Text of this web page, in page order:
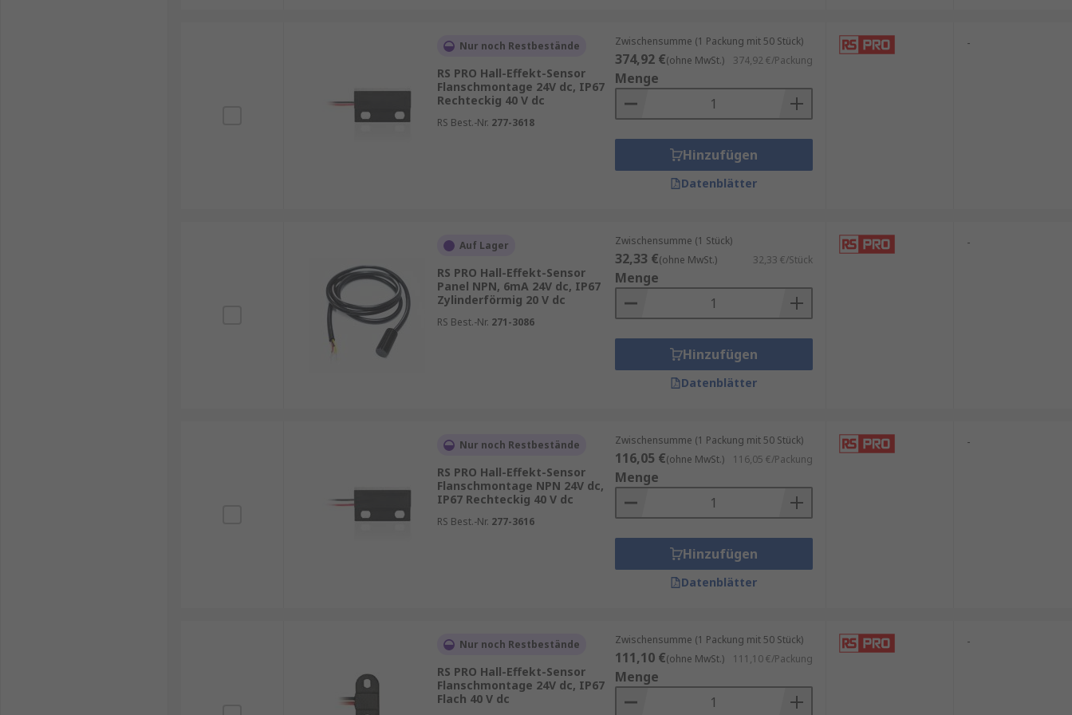
Nur noch Restbestände
RS PRO Hall-Effekt-Sensor
Flanschmontage 24V dc, IP67
Rechteckig 40 V dc
RS Best.-Nr. 277-3618
Zwischensumme (1 Packung mit 50 Stück)
374,92 €(ohne MwSt.) 374,92 €/Packung
Menge
Hinzufügen
Datenblätter
-
Auf Lager
RS PRO Hall-Effekt-Sensor
Panel NPN, 6mA 24V dc, IP67
Zylinderförmig 20 V dc
RS Best.-Nr. 271-3086
Zwischensumme (1 Stück)
32,33 €(ohne MwSt.) 32,33 €/Stück
Menge
Hinzufügen
Datenblätter
-
Nur noch Restbestände
RS PRO Hall-Effekt-Sensor
Flanschmontage NPN 24V dc,
IP67 Rechteckig 40 V dc
RS Best.-Nr. 277-3616
Zwischensumme (1 Packung mit 50 Stück)
116,05 €(ohne MwSt.) 116,05 €/Packung
Menge
Hinzufügen
Datenblätter
-
Nur noch Restbestände
RS PRO Hall-Effekt-Sensor
Flanschmontage 24V dc, IP67
Flach 40 V dc
Zwischensumme (1 Packung mit 50 Stück)
111,10 €(ohne MwSt.) 111,10 €/Packung
Menge
-